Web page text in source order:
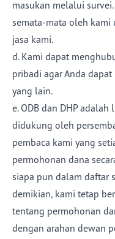
masukan melalui
semata-mata oleh
jasa kami.
d. Kami dapat
pribadi agar Anda
yang lain.
e. ODB dan DHP
didukung oleh
pembaca kami yang
permohonan dana
siapa pun dalam daftar
demikian, kami tetap
tentang permohonan
dengan arahan dewan